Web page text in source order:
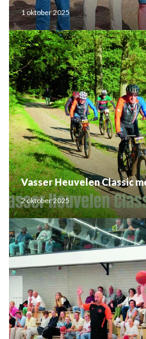
1 oktober 2025
2 oktober 2025